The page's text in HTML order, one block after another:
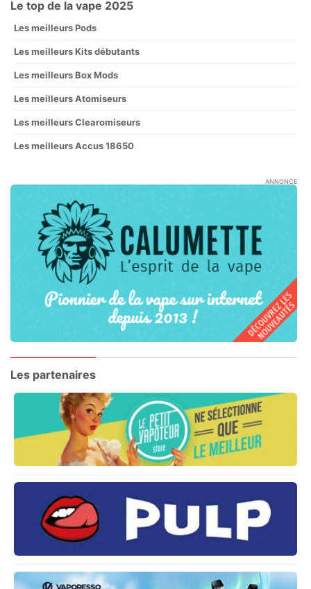
Le top de la vape 2025
Les meilleurs Pods
Les meilleurs Kits débutants
Les meilleurs Box Mods
Les meilleurs Atomiseurs
Les meilleurs Clearomiseurs
Les meilleurs Accus 18650
ANNONCE
Les partenaires